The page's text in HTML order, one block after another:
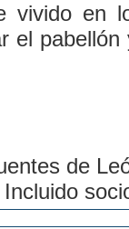
vivido en
el
de